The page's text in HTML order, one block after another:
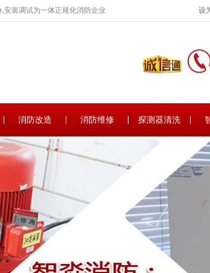
安装调试为一体正规化消防企业 设
消防改造 消防维修 探测器清洗